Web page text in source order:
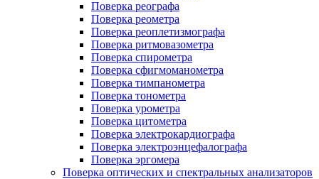
Поверка реографа
Поверка реометра
Поверка реоплетизмографа
Поверка ритмовазометра
Поверка спирометра
Поверка сфигмоманометра
Поверка тимпанометра
Поверка тонометра
Поверка урометра
Поверка цитометра
Поверка электрокардиографа
Поверка электроэнцефалографа
Поверка эргомера
Поверка оптических и спектральных анализаторов